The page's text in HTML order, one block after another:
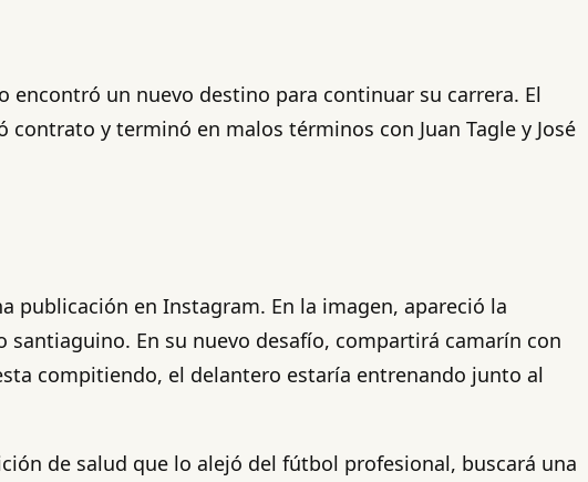
encontró un nuevo destino para continuar su carrera. El
y terminó en malos términos con Juan Tagle y José
publicación en Instagram. En la imagen, apareció la
En su nuevo desafío, compartirá camarín con
compitiendo, el delantero estaría entrenando junto al
de salud que lo alejó del fútbol profesional, buscará una